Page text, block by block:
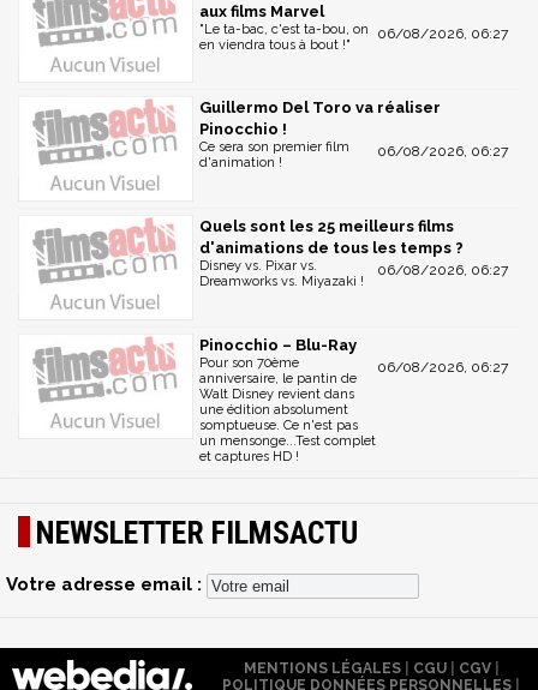
aux films Marvel
06/08/2026, 06:27
"Le ta-bac, c'est ta-bou, on
en viendra tous à bout !"
Guillermo Del Toro va réaliser
Pinocchio !
06/08/2026, 06:27
Ce sera son premier film
d'animation !
Quels sont les 25 meilleurs films
d'animations de tous les temps ?
06/08/2026, 06:27
Disney vs. Pixar vs.
Dreamworks vs. Miyazaki !
Pinocchio – Blu-Ray
06/08/2026, 06:27
Pour son 70ème
anniversaire, le pantin de
Walt Disney revient dans
une édition absolument
somptueuse. Ce n'est pas
un mensonge...Test complet
et captures HD !
NEWSLETTER FILMSACTU
Votre adresse email :
MENTIONS LÉGALES| CGU| CGV|
POLITIQUE DONNÉES PERSONNELLES